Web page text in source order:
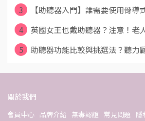
3
【助聽器入門】誰需要使用骨
4
英國女王也戴助聽器？注意！老
5
助聽器功能比較與挑選法？聽力
關於我們
會員中心 品牌介紹 無毒認證 常見問題 隱